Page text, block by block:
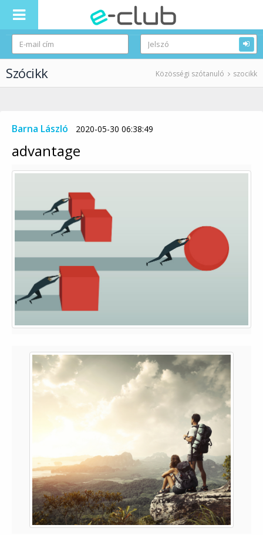
Szócikk Közösségi szótanuló szocikk
Barna László 2020-05-30 06:38:49
advantage